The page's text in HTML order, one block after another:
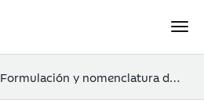
Formulación y nomenclatura de Química Inorgánica